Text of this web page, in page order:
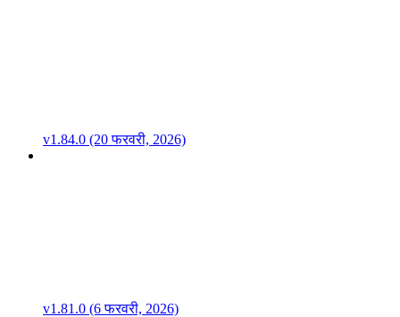
v1.84.0 (20 फरवरी, 2026)
v1.81.0 (6 फरवरी, 2026)